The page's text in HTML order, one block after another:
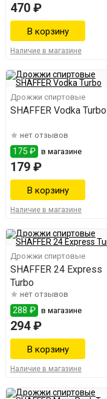
470 ₽
Наличие в магазине
Дрожжи спиртовые
SHAFFER Vodka Turbo
нет отзывов
175 ₽ в магазине
179 ₽
Наличие в магазине
Дрожжи спиртовые
SHAFFER 24 Express
Turbo
нет отзывов
288 ₽ в магазине
294 ₽
Наличие в магазине